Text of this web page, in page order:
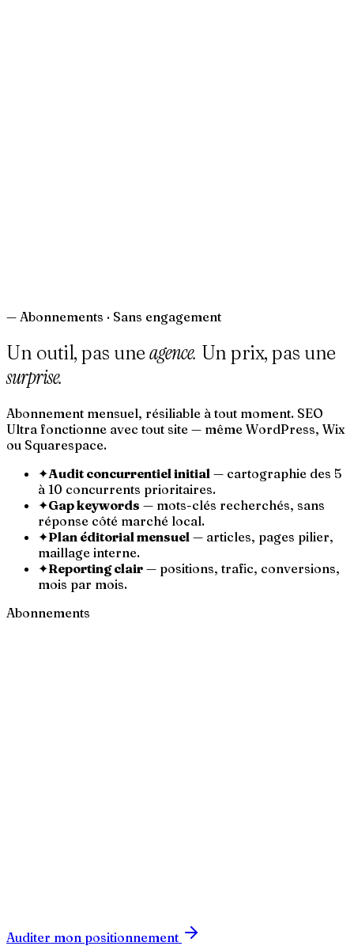
— Abonnements · Sans engagement
Un outil, pas uneagence. Un prix, pas une
surprise.
Abonnement mensuel, résiliable à tout moment. SEO
Ultra fonctionne avec tout site — même WordPress, Wix
ou Squarespace.
✦Audit concurrentiel initial — cartographie des 5
à 10 concurrents prioritaires.
✦Gap keywords — mots-clés recherchés, sans
réponse côté marché local.
✦Plan éditorial mensuel — articles, pages pilier,
maillage interne.
✦Reporting clair — positions, trafic, conversions,
mois par mois.
Abonnements
Auditer mon positionnement